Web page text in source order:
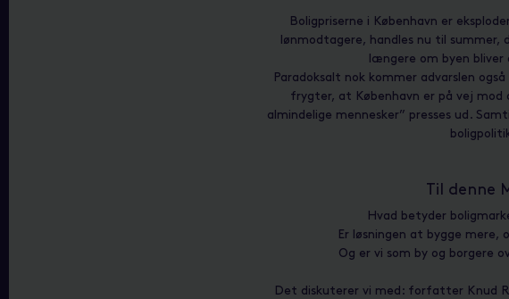
Boligpriserne i København er
lønmodtagere, handles nu til
længere om byen
Paradoksalt nok kommer advarslen
frygter, at København er på vej mod
almindelige mennesker” presses ud.
Til denne
Hvad betyder
Er løsningen at bygge mere,
Og er vi som by og borgere
Det diskuterer vi med: forfatter Knud